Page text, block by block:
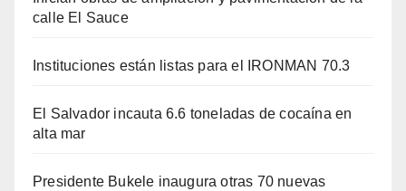
calle El Sauce
Instituciones están listas para el IRONMAN 70.3
El Salvador incauta 6.6 toneladas de cocaína en
alta mar
Presidente Bukele inaugura otras 70 nuevas